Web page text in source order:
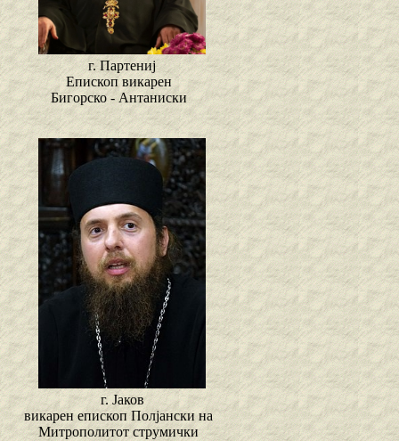
г. Партениј
Епископ викарен
Бигорско - Антаниски
г. Јаков
викарен епископ Полјански на
Митрополитот струмички